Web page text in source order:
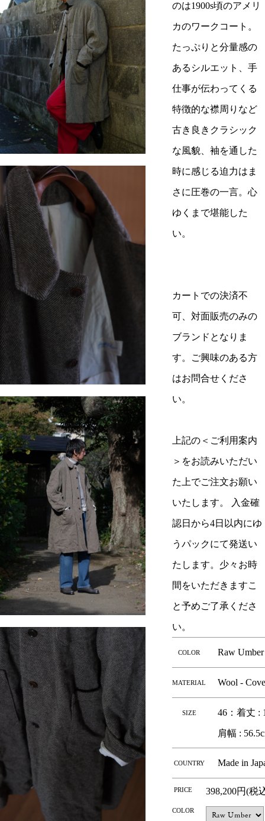
のは1900s頃のアメリ
カのワークコート。
たっぷりと分量感の
あるシルエット、手
仕事が伝わってくる
特徴的な襟周りなど
古き良きクラシック
な風貌、袖を通した
時に感じる迫力はま
さに圧巻の一言。心
ゆくまで堪能した
い。
カートでの決済不
可、対面販売のみの
ブランドとなりま
す。ご興味のある方
はお問合せくださ
い。
上記の＜ご利用案内
＞をお読みいただい
た上でご注文お願い
いたします。 入金確
認日から4日以内にゆ
うパックにて発送い
たします。少々お時
間をいただきますこ
と予めご了承くださ
い。
COLOR Raw Umber
MATERIAL Wool -
SIZE 46：着丈 :
肩幅 :
COUNTRY Made in
PRICE 398,200円(税
COLOR